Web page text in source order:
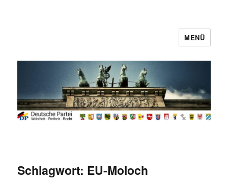
MENÜ
Schlagwort: EU-Moloch